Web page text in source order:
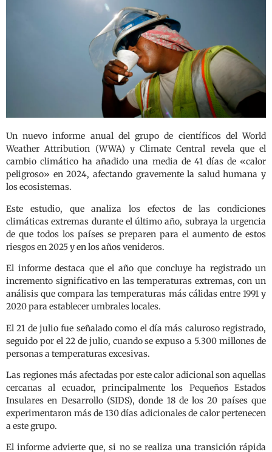
Un nuevo informe anual del grupo de científicos del World
Weather Attribution (WWA) y Climate Central revela que el
cambio climático ha añadido una media de 41 días de «calor
peligroso» en 2024, afectando gravemente la salud humana y
los ecosistemas.
Este estudio, que analiza los efectos de las condiciones
climáticas extremas durante el último año, subraya la urgencia
de que todos los países se preparen para el aumento de estos
riesgos en 2025 y en los años venideros.
El informe destaca que el año que concluye ha registrado un
incremento significativo en las temperaturas extremas, con un
análisis que compara las temperaturas más cálidas entre 1991 y
2020 para establecer umbrales locales.
El 21 de julio fue señalado como el día más caluroso registrado,
seguido por el 22 de julio, cuando se expuso a 5.300 millones de
personas a temperaturas excesivas.
Las regiones más afectadas por este calor adicional son aquellas
cercanas al ecuador, principalmente los Pequeños Estados
Insulares en Desarrollo (SIDS), donde 18 de los 20 países que
experimentaron más de 130 días adicionales de calor pertenecen
a este grupo.
El informe advierte que, si no se realiza una transición rápida